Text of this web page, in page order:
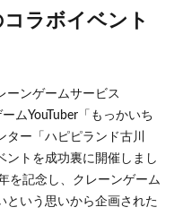
ラボイベント
ーンゲームサービス
ムYouTuber「もっかいち
ター「ハピピランド古川
ントを成功裏に開催しまし
を記念し、クレーンゲーム
という思いから企画された